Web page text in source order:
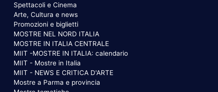
Spettacoli e Cinema
Arte, Cultura e news
Promozioni e biglietti
MOSTRE NEL NORD ITALIA
MOSTRE IN ITALIA CENTRALE
MIIT -MOSTRE IN ITALIA: calendario
MIIT - Mostre in Italia
MIIT - NEWS E CRITICA D'ARTE
Mostre a Parma e provincia